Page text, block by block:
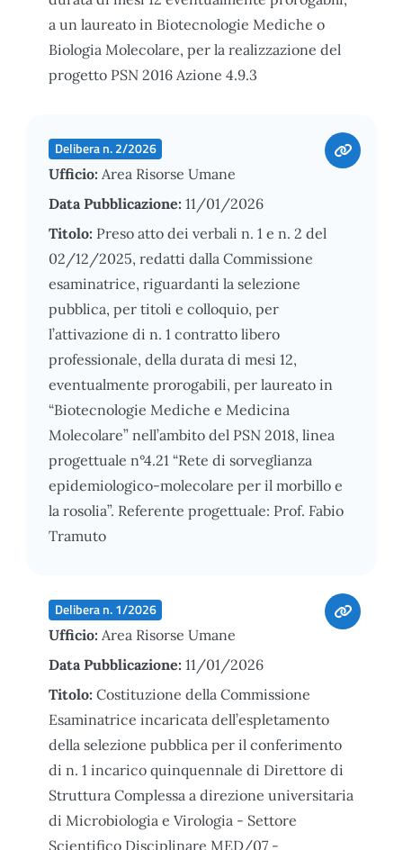
a un laureato in Biotecnologie Mediche o
Biologia Molecolare, per la realizzazione del
progetto PSN 2016 Azione 4.9.3
Delibera n. 2/2026
Ufficio: Area Risorse Umane
Data Pubblicazione: 11/01/2026
Titolo: Preso atto dei verbali n. 1 e n. 2 del
02/12/2025, redatti dalla Commissione
esaminatrice, riguardanti la selezione
pubblica, per titoli e colloquio, per
l’attivazione di n. 1 contratto libero
professionale, della durata di mesi 12,
eventualmente prorogabili, per laureato in
“Biotecnologie Mediche e Medicina
Molecolare” nell’ambito del PSN 2018, linea
progettuale n°4.21 “Rete di sorveglianza
epidemiologico-molecolare per il morbillo e
la rosolia”. Referente progettuale: Prof. Fabio
Tramuto
Delibera n. 1/2026
Ufficio: Area Risorse Umane
Data Pubblicazione: 11/01/2026
Titolo: Costituzione della Commissione
Esaminatrice incaricata dell’espletamento
della selezione pubblica per il conferimento
di n. 1 incarico quinquennale di Direttore di
Struttura Complessa a direzione universitaria
di Microbiologia e Virologia - Settore
Scientifico Disciplinare MED/07 -